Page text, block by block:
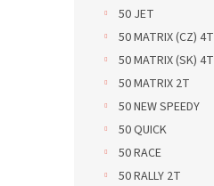
50 JET
50 MATRIX (CZ) 4T
50 MATRIX (SK) 4T
50 MATRIX 2T
50 NEW SPEEDY
50 QUICK
50 RACE
50 RALLY 2T